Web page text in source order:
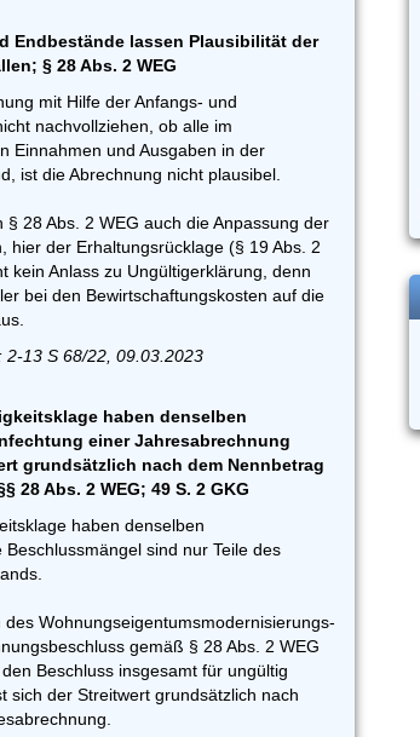
Endbestände lassen Plausibilität der
§ 28 Abs. 2 WEG
mit Hilfe der Anfangs- und
nachvollziehen, ob alle im
Einnahmen und Ausgaben in der
ist die Abrechnung nicht plausibel.
§ 28 Abs. 2 WEG auch die Anpassung der
hier der Erhaltungsrücklage (§ 19 Abs. 2
kein Anlass zu Ungültigerklärung, denn
bei den Bewirtschaftungskosten auf die
2-13 S 68/22, 09.03.2023
haben denselben
einer Jahresabrechnung
grundsätzlich nach dem Nennbetrag
28 Abs. 2 WEG; 49 S. 2 GKG
haben denselben
sind nur Teile des
Wohnungseigentumsmodernisierungs-
gemäß § 28 Abs. 2 WEG
Beschluss insgesamt für ungültig
sich der Streitwert grundsätzlich nach